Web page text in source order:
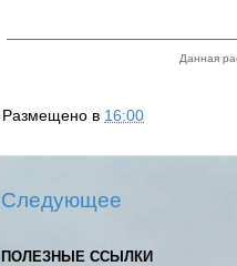
Данная
Размещено в 16:00
Следующее
ПОЛЕЗНЫЕ ССЫЛКИ